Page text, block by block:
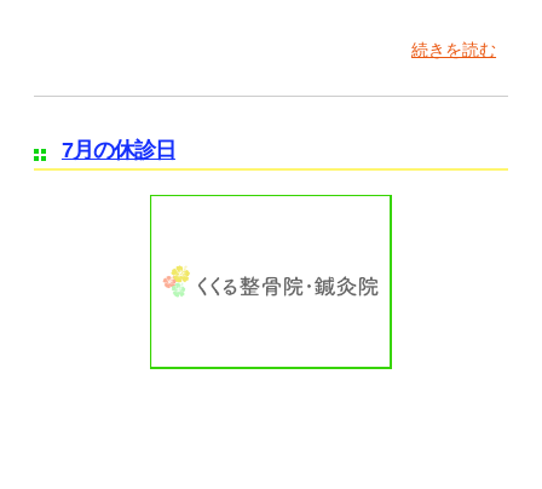
続きを読む
7月の休診日